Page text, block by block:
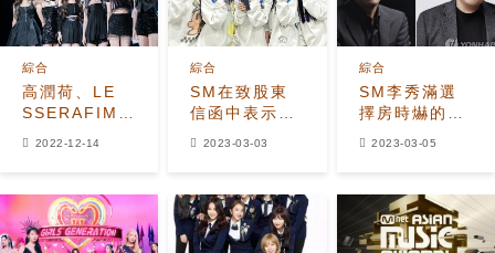
高潤荷、LE
SSERAFIM、
Chart發表
綜合
2022-12-14
SM在致股東
信函中表示，
引發韓網熱議
綜合
2023-03-03
SM李秀滿選
擇房時爀的理
f(x)
綜合
2023-03-05